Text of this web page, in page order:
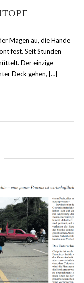
Magen au, die Hände
fest. Seit Stunden
Der einzige
Deck gehen, […]